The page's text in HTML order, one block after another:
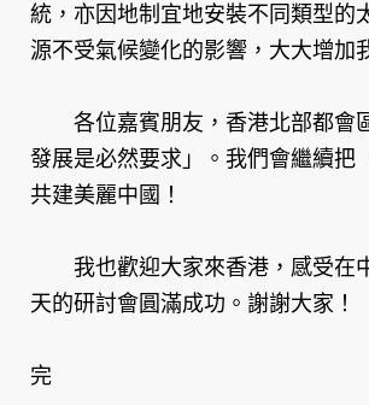
統，亦因地制宜地安裝不同類型的
源不受氣候變化的影響，大大增加
各位嘉賓朋友，香港北部都會區
發展是必然要求」。我們會繼續把
共建美麗中國！
我也歡迎大家來香港，感受在中
天的研討會圓滿成功。謝謝大家！
完